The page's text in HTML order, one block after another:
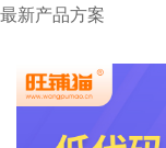
最新产品方案